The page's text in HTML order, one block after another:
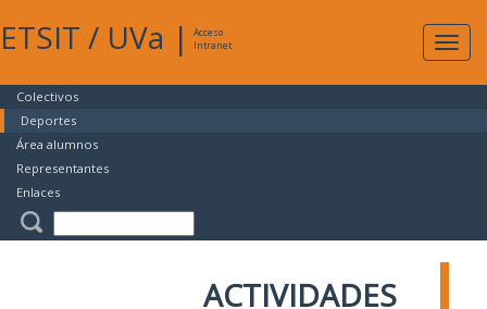
ETSIT / UVa |
Acceso
Intranet
Colectivos
Deportes
Área alumnos
Representantes
Enlaces
ACTIVIDADES